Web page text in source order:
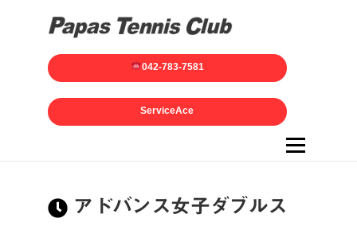
042-783-7581
ServiceAce
メニュー
アドバンス女子ダブルス